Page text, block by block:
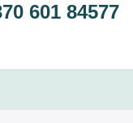
601 84577